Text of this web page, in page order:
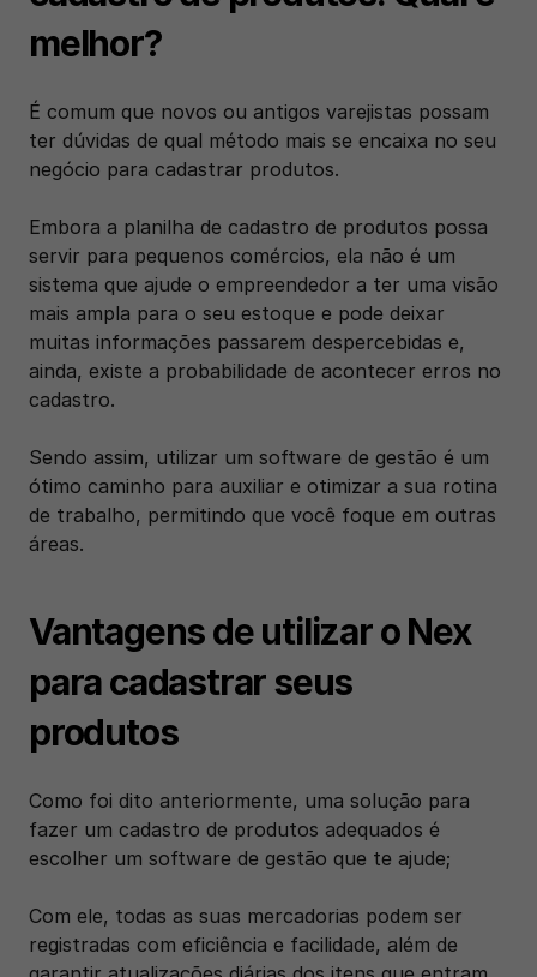
melhor?
É comum que novos ou antigos varejistas possam
ter dúvidas de qual método mais se encaixa no seu
negócio para cadastrar produtos.
Embora a planilha de cadastro de produtos possa
servir para pequenos comércios, ela não é um
sistema que ajude o empreendedor a ter uma visão
mais ampla para o seu estoque e pode deixar
muitas informações passarem despercebidas e,
ainda, existe a probabilidade de acontecer erros no
cadastro.
Sendo assim, utilizar um software de gestão é um
ótimo caminho para auxiliar e otimizar a sua rotina
de trabalho, permitindo que você foque em outras
áreas.
Vantagens de utilizar o Nex
para cadastrar seus
produtos
Como foi dito anteriormente, uma solução para
fazer um cadastro de produtos adequados é
escolher um software de gestão que te ajude;
Com ele, todas as suas mercadorias podem ser
registradas com eficiência e facilidade, além de